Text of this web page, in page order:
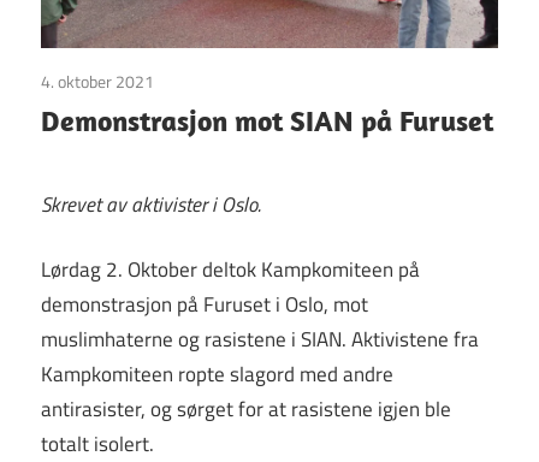
4. oktober 2021
Demonstrasjon mot SIAN på Furuset
Skrevet av aktivister i Oslo.
Lørdag 2. Oktober deltok Kampkomiteen på
demonstrasjon på Furuset i Oslo, mot
muslimhaterne og rasistene i SIAN. Aktivistene fra
Kampkomiteen ropte slagord med andre
antirasister, og sørget for at rasistene igjen ble
totalt isolert.